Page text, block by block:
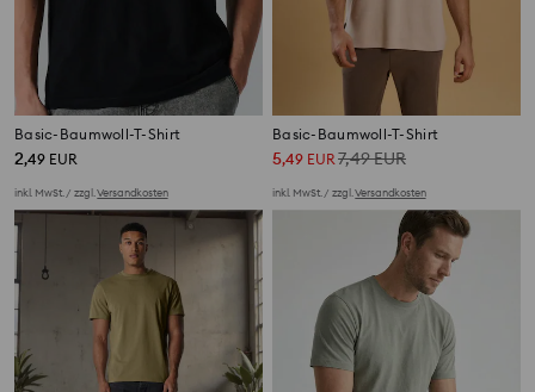
Basic-Baumwoll-T-Shirt
2,49 EUR
inkl. MwSt. / zzgl.Versandkosten
Basic-Baumwoll-T-Shirt
5,49 EUR7,49EUR
inkl. MwSt. / zzgl.Versandkosten